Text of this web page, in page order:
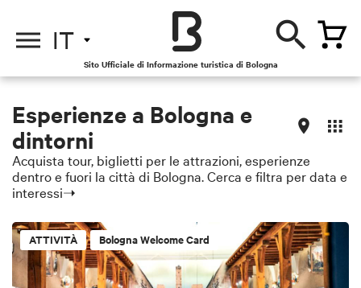
IT
Sito Ufficiale di Informazione turistica di Bologna
Esperienze a Bologna e
dintorni
Acquista tour, biglietti per le attrazioni, esperienze
dentro e fuori la città di Bologna. Cerca e filtra per data e
interessi➝
ATTIVITÀ Bologna Welcome Card